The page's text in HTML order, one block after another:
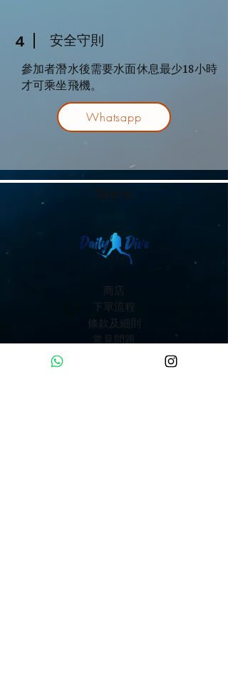
4 安全守則
參加者潛水後需要水面休息最少18小時
才可乘坐飛機。
Whatsapp
Store
商店
下單流程
條款及細則
常見問題
Contact